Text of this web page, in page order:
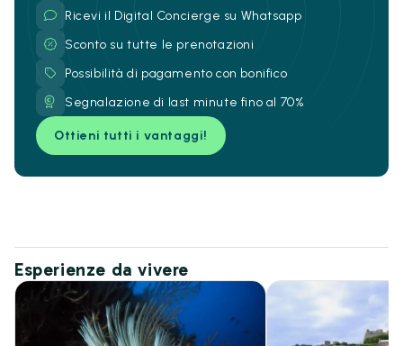
Ricevi il Digital Concierge su Whatsapp
Sconto su tutte le prenotazioni
Possibilità di pagamento con bonifico
Segnalazione di last minute fino al 70%
Ottieni tutti i vantaggi!
Esperienze da vivere